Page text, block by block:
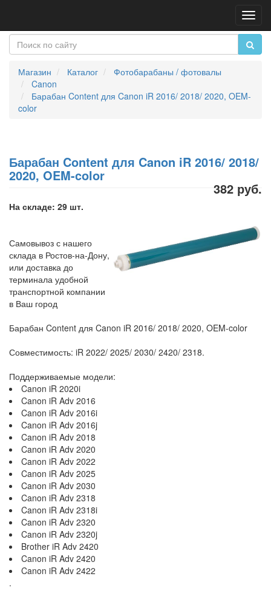
Магазин Каталог
Фотобарабаны / фотовалы
Canon
Барабан Content для Canon iR 2016/ 2018/ 2020, OEM-
color
Барабан Content для Canon iR 2016/ 2018/
2020, OEM-color
382 руб.
На складе: 29 шт.
Самовывоз с нашего
склада в Ростов-на-Дону,
или доставка до
терминала удобной
транспортной компании
в Ваш город
Барабан Content для Canon iR 2016/ 2018/ 2020, OEM-color
Совместимость: iR 2022/ 2025/ 2030/ 2420/ 2318.
Поддерживаемые модели:
Canon iR 2020i
Canon iR Adv 2016
Canon iR Adv 2016i
Canon iR Adv 2016j
Canon iR Adv 2018
Canon iR Adv 2020
Canon iR Adv 2022
Canon iR Adv 2025
Canon iR Adv 2030
Canon iR Adv 2318
Canon iR Adv 2318i
Canon iR Adv 2320
Canon iR Adv 2320j
Brother iR Adv 2420
Canon iR Adv 2420
Canon iR Adv 2422
.